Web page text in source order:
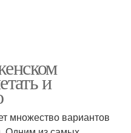
и
множество вариантов